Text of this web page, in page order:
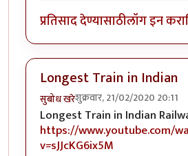
प्रतिसाद देण्यासाठीलॉग इन करा
Longest Train in Indian
सुबोध खरेशुक्रवार, 21/02/2020 20:11
Longest Train in Indian
https://www.youtube.com/
v=sJJcKG6ix5M